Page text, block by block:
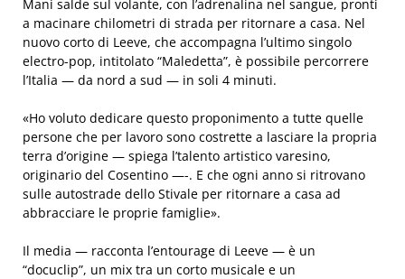
Mani salde sul volante, con l’adrenalina nel sangue, pronti
a macinare chilometri di strada per ritornare a casa. Nel
nuovo corto di Leeve, che accompagna l’ultimo singolo
electro-pop, intitolato “Maledetta”, è possibile percorrere
l’Italia — da nord a sud — in soli 4 minuti.
«Ho voluto dedicare questo proponimento a tutte quelle
persone che per lavoro sono costrette a lasciare la propria
terra d’origine — spiega l’talento artistico varesino,
originario del Cosentino —-. E che ogni anno si ritrovano
sulle autostrade dello Stivale per ritornare a casa ad
abbracciare le proprie famiglie».
Il media — racconta l’entourage di Leeve — è un
“docuclip”, un mix tra un corto musicale e un